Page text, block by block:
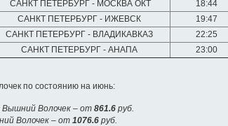
САНКТ ПЕТЕРБУРГ - МОСКВА ОКТ 18:44
САНКТ ПЕТЕРБУРГ - ИЖЕВСК 19:47
САНКТ ПЕТЕРБУРГ - ВЛАДИКАВКАЗ 22:25
САНКТ ПЕТЕРБУРГ - АНАПА 23:00
по состоянию на июнь:
Вышний Волочек – от 861.6 руб.
Волочек – от 1076.6 руб.